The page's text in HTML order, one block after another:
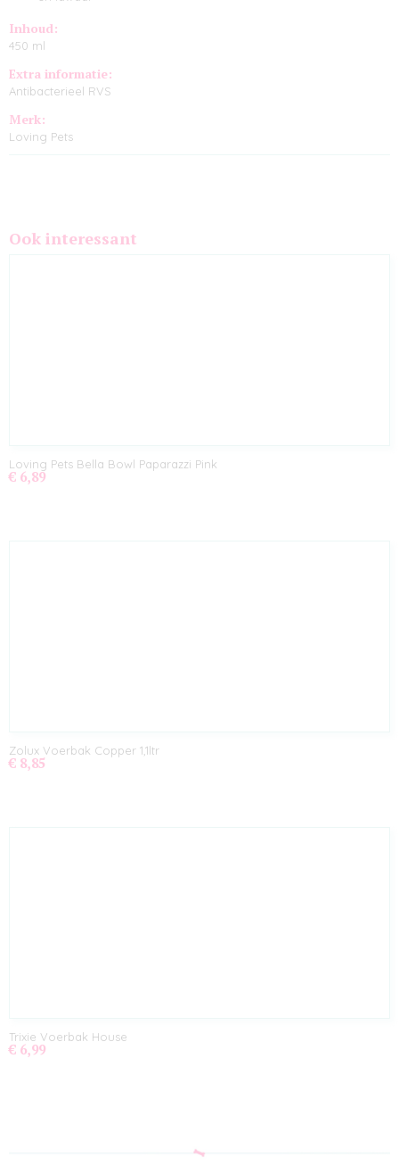
Inhoud:
450 ml
Extra informatie:
Antibacterieel RVS
Merk:
Loving Pets
Ook interessant
Loving Pets Bella Bowl Paparazzi Pink
€ 6,89
Zolux Voerbak Copper 1,1ltr
€ 8,85
Trixie Voerbak House
€ 6,99